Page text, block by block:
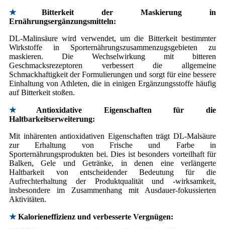
★ Bitterkeit der Maskierung in
Ernährungsergänzungsmitteln:
DL-Malinsäure wird verwendet, um die Bitterkeit bestimmter
Wirkstoffe in Sporternährungszusammenzugsgebieten zu
maskieren. Die Wechselwirkung mit bitteren
Geschmacksrezeptoren verbessert die allgemeine
Schmackhaftigkeit der Formulierungen und sorgt für eine bessere
Einhaltung von Athleten, die in einigen Ergänzungsstoffe häufig
auf Bitterkeit stoßen.
★ Antioxidative Eigenschaften für die
Haltbarkeitserweiterung:
Mit inhärenten antioxidativen Eigenschaften trägt DL-Malsäure
zur Erhaltung von Frische und Farbe in
Sporternährungsprodukten bei. Dies ist besonders vorteilhaft für
Balken, Gele und Getränke, in denen eine verlängerte
Haltbarkeit von entscheidender Bedeutung für die
Aufrechterhaltung der Produktqualität und -wirksamkeit,
insbesondere im Zusammenhang mit Ausdauer-fokussierten
Aktivitäten.
★ Kalorieneffizienz und verbesserte Vergnügen: